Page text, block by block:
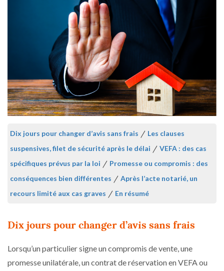
Dix jours pour changer d’avis sans frais / Les clauses
suspensives, filet de sécurité après le délai / VEFA : des cas
spécifiques prévus par la loi / Promesse ou compromis : des
conséquences bien différentes / Après l’acte notarié, un
recours limité aux cas graves / En résumé
Dix jours pour changer d’avis sans frais
Lorsqu’un particulier signe un compromis de vente, une
promesse unilatérale, un contrat de réservation en VEFA ou